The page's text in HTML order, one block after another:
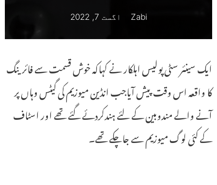
Zabi اگست 7, 2022
ایک سینئر سٹی پولیس اہلکار نے کہاکہ خوش قسمت سے فائرینگ
کا واقعہ اس وقت پیش آیاجب انڈین میوزیم کی گیٹس وہاں پر
آنے والے مندوبین کے لئے ہندکردئے گئے تھے اور اسٹاف
کے کئی لوگ میوزیم سے جاچکے تھے۔